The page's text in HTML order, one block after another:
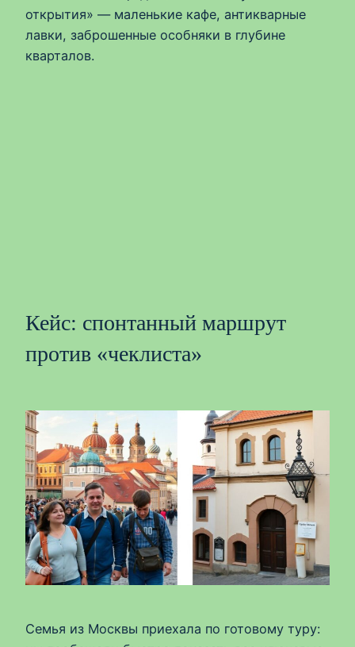
открытия» — маленькие кафе, антикварные
лавки, заброшенные особняки в глубине
кварталов.
Кейс: спонтанный маршрут
против «чеклиста»
Семья из Москвы приехала по готовому туру: